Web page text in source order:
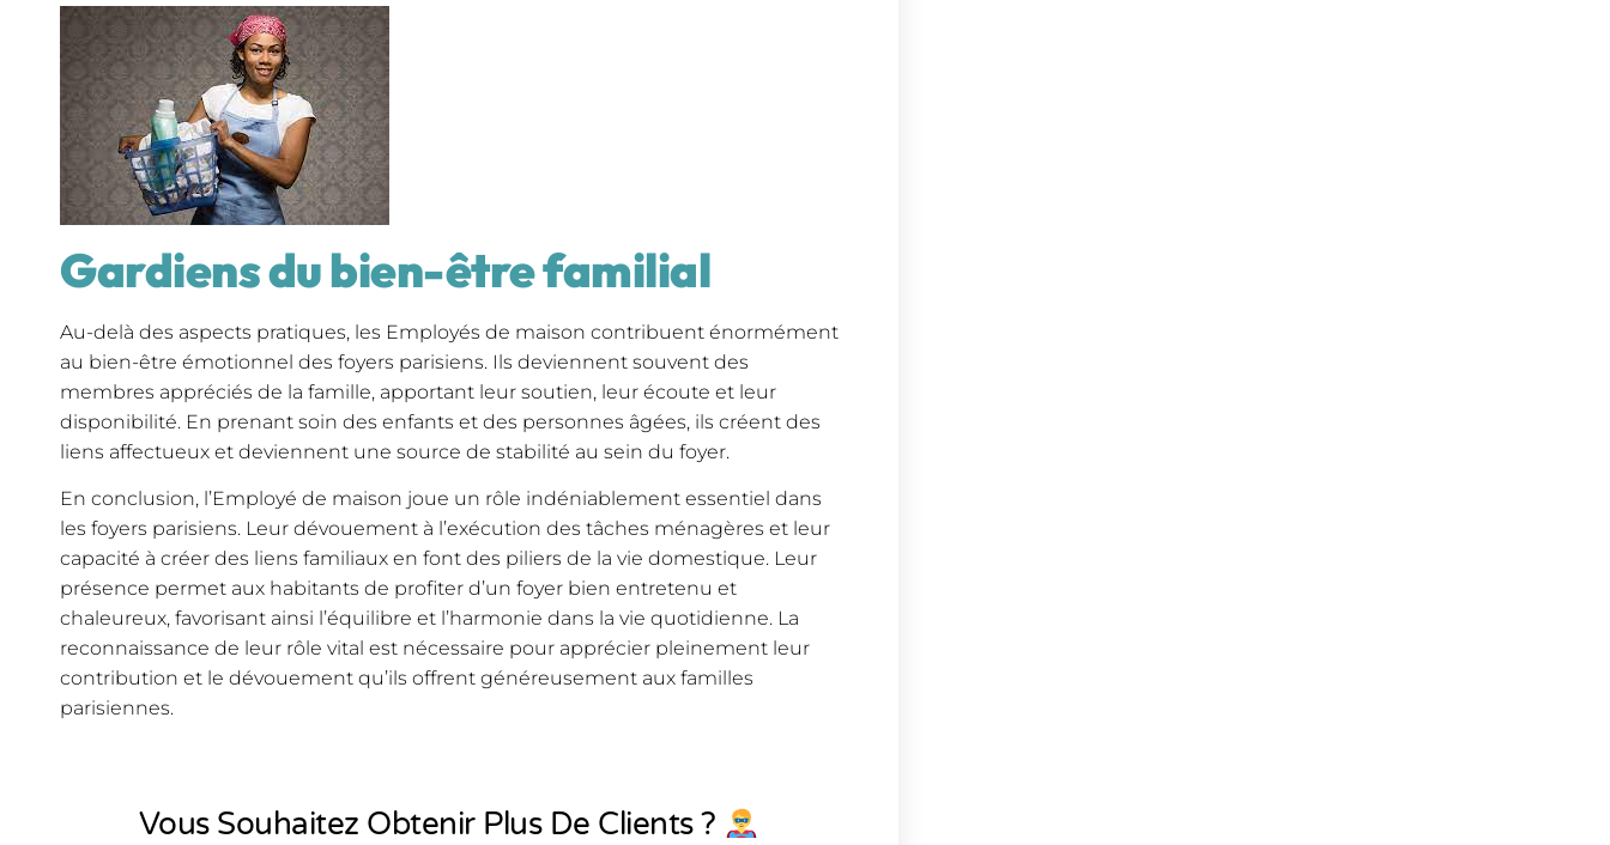
Gardiens du bien-être familial
Au-delà des aspects pratiques, les Employés de maison contribuent énormément
au bien-être émotionnel des foyers parisiens. Ils deviennent souvent des
membres appréciés de la famille, apportant leur soutien, leur écoute et leur
disponibilité. En prenant soin des enfants et des personnes âgées, ils créent des
liens affectueux et deviennent une source de stabilité au sein du foyer.
En conclusion, l’Employé de maison joue un rôle indéniablement essentiel dans
les foyers parisiens. Leur dévouement à l’exécution des tâches ménagères et leur
capacité à créer des liens familiaux en font des piliers de la vie domestique. Leur
présence permet aux habitants de profiter d’un foyer bien entretenu et
chaleureux, favorisant ainsi l’équilibre et l’harmonie dans la vie quotidienne. La
reconnaissance de leur rôle vital est nécessaire pour apprécier pleinement leur
contribution et le dévouement qu’ils offrent généreusement aux familles
parisiennes.
Vous Souhaitez Obtenir Plus De Clients ?